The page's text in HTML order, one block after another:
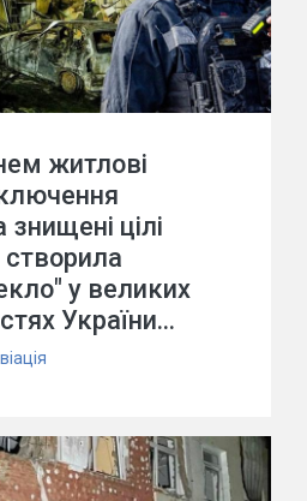
житлові
цілі
створила
у великих
України...